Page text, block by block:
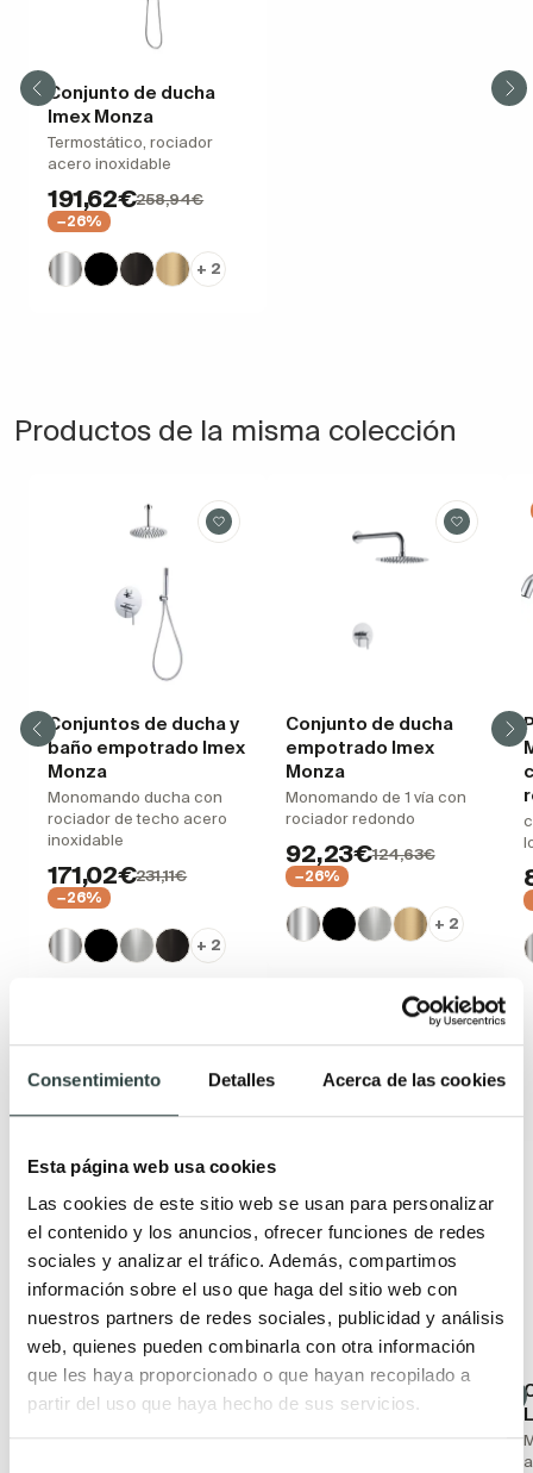
Consentimiento Detalles Acerca de las cookies
Esta página web usa cookies
Las cookies de este sitio web se usan para personalizar
el contenido y los anuncios, ofrecer funciones de redes
sociales y analizar el tráfico. Además, compartimos
información sobre el uso que haga del sitio web con
nuestros partners de redes sociales, publicidad y análisis
web, quienes pueden combinarla con otra información
que les haya proporcionado o que hayan recopilado a
partir del uso que haya hecho de sus servicios.
Conjunto de ducha
Imex Monza
Termostático, rociador
acero inoxidable
191,62€258,94€
−26%
+ 2
Productos de la misma colección
Conjuntos de ducha y
baño empotrado Imex
Monza
Monomando ducha con
rociador de techo acero
inoxidable
171,02€231,11€
−26%
+ 2
Conjunto de ducha
empotrado Imex
Monza
Monomando de 1 vía con
rociador redondo
92,23€124,63€
−26%
+ 2
Productos relacionados
Oferta
Novedad
Grifo de lavabo Imex
Monza
monomando
Conjunto de ducha
Imex Art
Monomando barra de